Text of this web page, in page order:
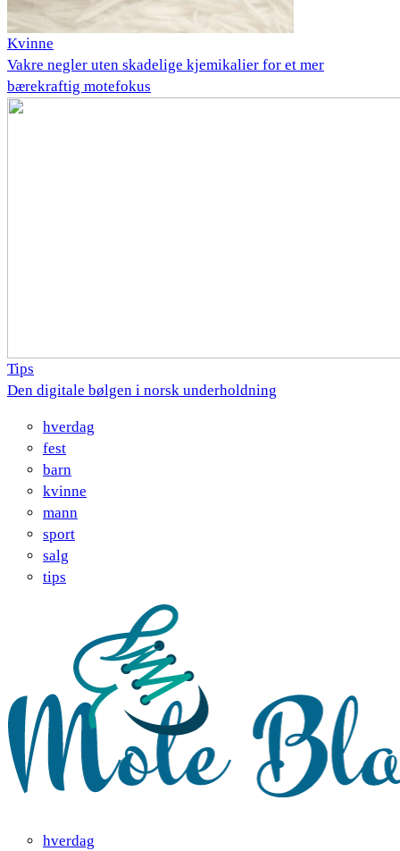
Kvinne
Vakre negler uten skadelige kjemikalier for et mer
bærekraftig motefokus
Tips
Den digitale bølgen i norsk underholdning
hverdag
fest
barn
kvinne
mann
sport
salg
tips
hverdag